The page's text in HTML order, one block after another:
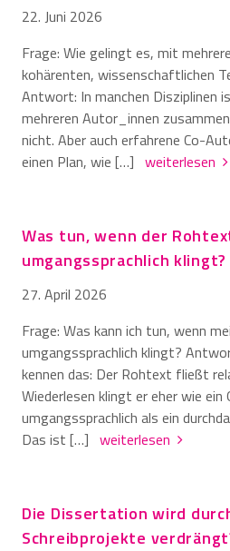
22. Juni 2026
Frage: Wie gelingt es, mit
kohärenten, wissenschaftlichen
Antwort: In manchen Disziplinen
mehreren Autor_innen
nicht. Aber auch erfahrene Co-
einen Plan, wie […] weiterlesen
Was tun, wenn der
umgangssprachlich klingt?
27. April 2026
Frage: Was kann ich tun, wenn
umgangssprachlich klingt?
kennen das: Der Rohtext fließt
Wiederlesen klingt er eher wie ein
umgangssprachlich als ein
Das ist […] weiterlesen
Die Dissertation wird
Schreibprojekte